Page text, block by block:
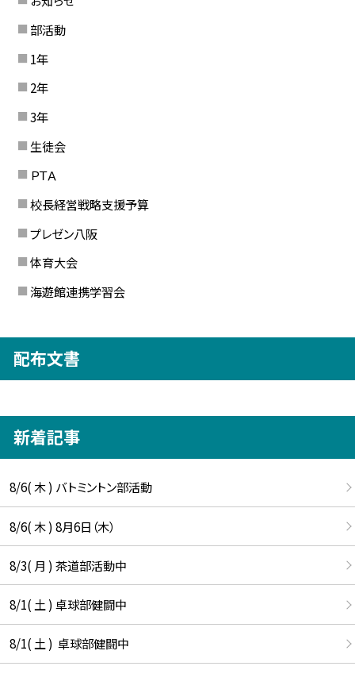
部活動
1年
2年
3年
生徒会
ＰＴＡ
校長経営戦略支援予算
プレゼン八阪
体育大会
海遊館連携学習会
配布文書
新着記事
8/6( 木 ) バトミントン部活動
8/6( 木 ) 8月6日（木）
8/3( 月 ) 茶道部活動中
8/1( 土 ) 卓球部健闘中
8/1( 土 ) 卓球部健闘中